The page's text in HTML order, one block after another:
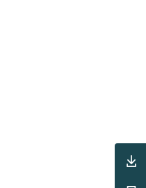
Outils